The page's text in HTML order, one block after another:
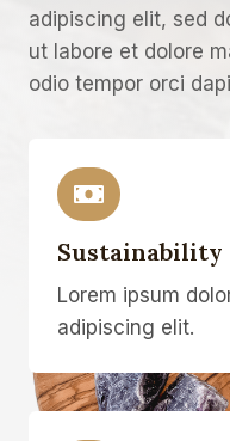
adipiscing elit, sed
ut labore et dolore
odio tempor orci
Sustainability
Lorem ipsum
adipiscing elit.